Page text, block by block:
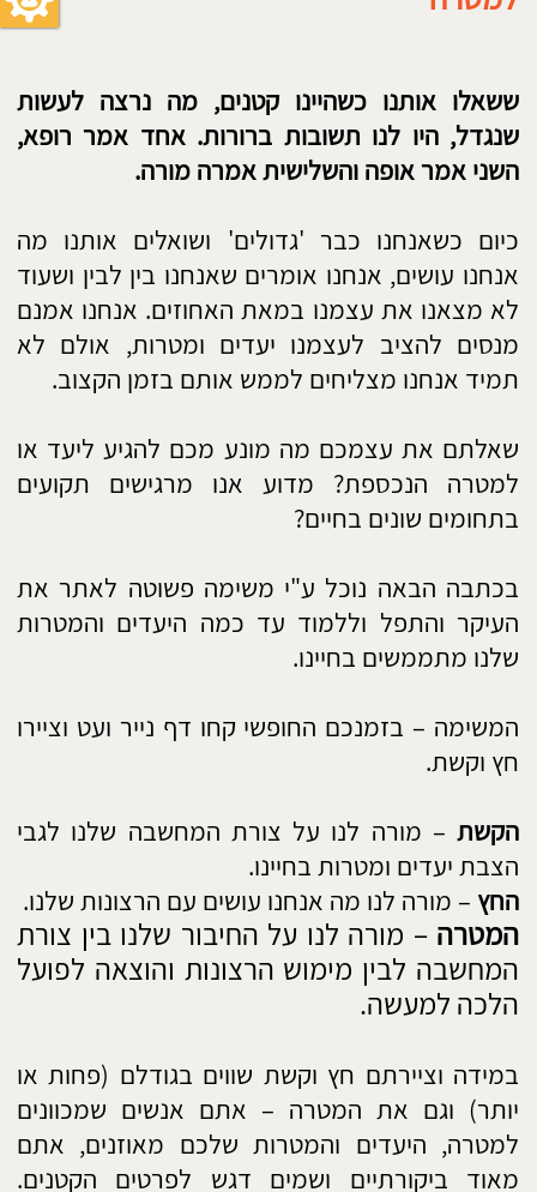
כיום כשאנחנו כבר 'גדולים' ושואלים אותנו מה
מנסים להציב לעצמנו יעדים ומטרות, אולם לא
תמיד אנחנו מצליחים לממש אותם בזמן הקצוב.
שאלתם את עצמכם מה מונע מכם להגיע ליעד או
למטרה הנכספת? מדוע אנו מרגישים תקועים
בכתבה הבאה נוכל ע"י משימה פשוטה לאתר את
העיקר והתפל וללמוד עד כמה היעדים והמטרות
שלנו מתממשים בחיינו.
המשימה – בזמנכם החופשי קחו דף נייר ועט וציירו
חץ וקשת.
– מורה לנו על צורת המחשבה שלנו לגבי
הצבת יעדים ומטרות בחיינו.
החץ– מורה לנו מה אנחנו עושים עם הרצונות שלנו.
המטרה– מורה לנו על החיבור שלנו בין צורת
המחשבה לבין מימוש הרצונות והוצאה לפועל
במידה וציירתם חץ וקשת שווים בגודלם (פחות או
יותר) וגם את המטרה – אתם אנשים שמכוונים
למטרה, היעדים והמטרות שלכם מאוזנים, אתם
את היעד או המטרה שהצבתם לעצמכם.
הוצאתם לפועל. אתם מדברים הרבה אולם לא
מממשים את הדברים.
במידה וציירתם חץ נמצא בתוך המטרה – אתם
אנשים בעלי יצרים ומיניות מוגברת וקשה לכם
לדחות סיפוקים מיידים. בכל תחילת תהליך יש לכם
התלהבות גדולה, אולם אתם נוטים להתאכזב
במהירות במיוחד מאנשים שקרובים אליכם. אתם
במידה וציירתם קשת והחץ נמצא בין הקשת למטרה
– אתם אנשים מבולבלים שנמצאים בתהליך כבר
הרבה זמן ויש לכם קושי לסיים אותו. כדאי לכם
מאוד לבקש מאדם הקרוב אליכם שיעזור לכם
לסיים את התהליך בו אתם נמצאים.